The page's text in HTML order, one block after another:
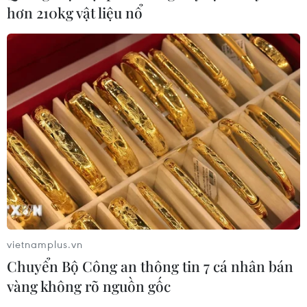
Bản Lồng - nơi văn hóa Mông hòa
nhịp cùng du lịch cộng đồng giữa
cổng trời Pha Đin
07/08/2026 08:31
Miss Galaxy Vietnam 2026: Sân chơi
nhan sắc khác biệt với dấu ấn công
nghệ
07/08/2026 07:40
Nhịp điệu Samulnori vang
dội, Áo dài - Hanbok 'khoe sắc' bên
sông Hàn
07/08/2026 04:39
hơn 210kg vật liệu nổ
vietnamplus.vn
Chuyển Bộ Công an thông tin 7 cá nhân bán
vàng không rõ nguồn gốc